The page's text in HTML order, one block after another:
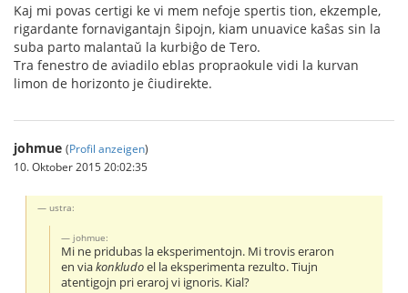
Kaj mi povas certigi ke vi mem nefoje spertis tion, ekzemple,
rigardante fornavigantajn ŝipojn, kiam unuavice kaŝas sin la
suba parto malantaŭ la kurbiĝo de Tero.
Tra fenestro de aviadilo eblas propraokule vidi la kurvan
limon de horizonto je ĉiudirekte.
johmue (Profil anzeigen)
10. Oktober 2015 20:02:35
ustra:
johmue:
Mi ne pridubas la eksperimentojn. Mi trovis eraron
en viakonkludoel la eksperimenta rezulto. Tiujn
atentigojn pri eraroj vi ignoris. Kial?